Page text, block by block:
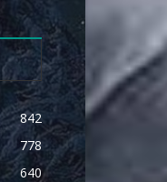
842
778
640